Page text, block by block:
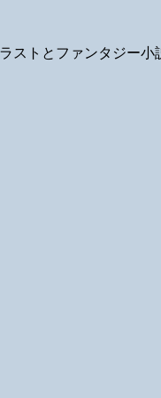
ストとファンタジー小